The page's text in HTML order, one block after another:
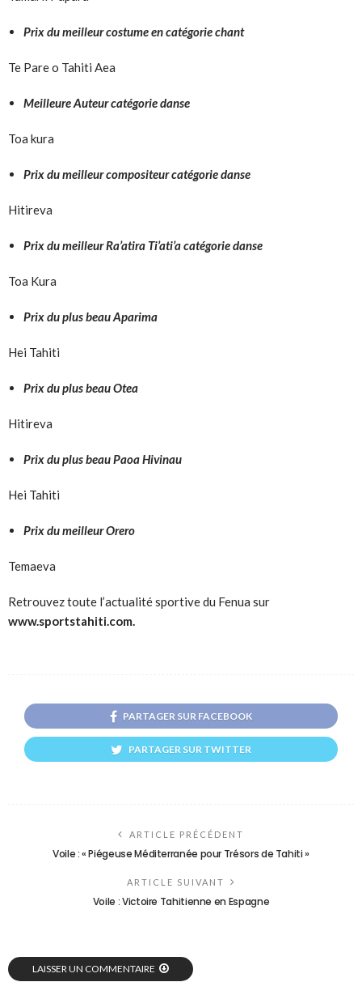
Prix du meilleur costume en catégorie chant
Te Pare o Tahiti Aea
Meilleure Auteur catégorie danse
Toa kura
Prix du meilleur compositeurcatégorie danse
Hitireva
Prix du meilleur Ra’atira Ti’ati’acatégorie danse
Toa Kura
Prix du plus beau Aparima
Hei Tahiti
Prix du plus beau Otea
Hitireva
Prix du plus beau Paoa Hivinau
Hei Tahiti
Prix du meilleur Orero
Temaeva
Retrouvez toute l’actualité sportive du Fenua sur
www.sportstahiti.com.
PARTAGER SUR FACEBOOK
PARTAGER SUR TWITTER
ARTICLE PRÉCÉDENT
Voile : « Piégeuse Méditerranée pour Trésors de Tahiti »
ARTICLE SUIVANT
Voile : Victoire Tahitienne en Espagne
LAISSER UN COMMENTAIRE